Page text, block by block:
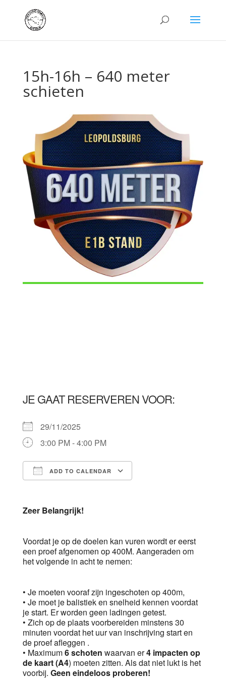
15h-16h – 640 meter
schieten
JE GAAT RESERVEREN VOOR:
29/11/2025
3:00 PM - 4:00 PM
ADD TO CALENDAR
Zeer Belangrijk!
Voordat je op de doelen kan vuren wordt er eerst
een proef afgenomen op 400M. Aangeraden om
het volgende in acht te nemen:
• Je moeten vooraf zijn ingeschoten op 400m,
• Je moet je balistiek en snelheid kennen voordat
je start. Er worden geen ladingen getest.
• Zich op de plaats voorbereiden minstens 30
minuten voordat het uur van inschrijving start en
de proef afleggen .
• Maximum6 schoten waarvan er4 impacten op
de kaart (A4) moeten zitten. Als dat niet lukt is het
voorbij. Geen eindeloos proberen!